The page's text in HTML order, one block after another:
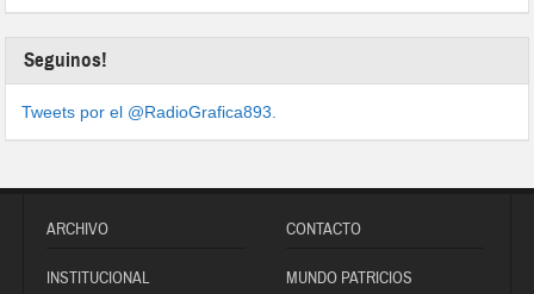
Seguinos!
Tweets por el @RadioGrafica893.
ARCHIVO CONTACTO
INSTITUCIONAL MUNDO PATRICIOS